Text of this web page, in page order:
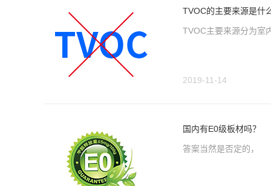
TVOC的主要来源是什
TVOC主要来源分为室
2019-11-14
国内有E0级板材吗？
​答案当然是否定的，